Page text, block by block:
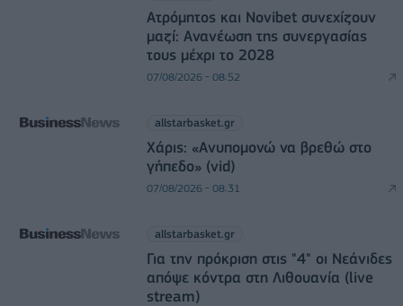
Ατρόμητος και Novibet συνεχίζουν
μαζί: Ανανέωση της συνεργασίας
τους μέχρι το 2028
07/08/2026 - 08:52
allstarbasket.gr
Χάρις: «Ανυπομονώ να βρεθώ στο
γήπεδο» (vid)
07/08/2026 - 08:31
allstarbasket.gr
Για την πρόκριση στις "4" οι Νεάνιδες
απόψε κόντρα στη Λιθουανία (live
stream)